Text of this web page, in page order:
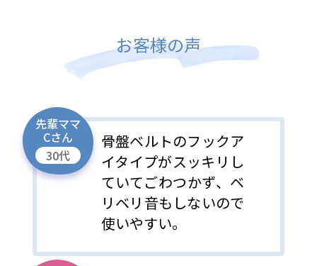
お客様の声
先輩ママ
Cさん
30代
骨盤ベルトのフックア
イタイプがスッキリし
ていてごわつかず、ベ
リベリ音もしないので
使いやすい。